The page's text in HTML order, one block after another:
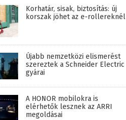
Korhatár, sisak, biztosítás: új
korszak jöhet az e-rollereknél
Újabb nemzetközi elismerést
szereztek a Schneider Electric
gyárai
A HONOR mobilokra is
elérhetők lesznek az ARRI
megoldásai